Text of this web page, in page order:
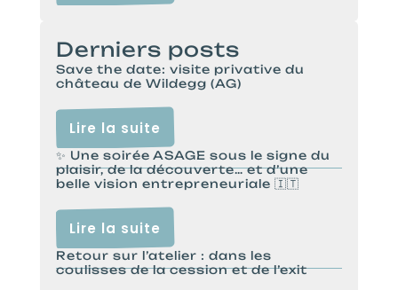
Derniers posts
Save the date: visite privative du
château de Wildegg (AG)
Lire la suite
✨ Une soirée ASAGE sous le signe du
plaisir, de la découverte… et d’une
belle vision entrepreneuriale 🇮🇹
Lire la suite
Retour sur l’atelier : dans les
coulisses de la cession et de l’exit